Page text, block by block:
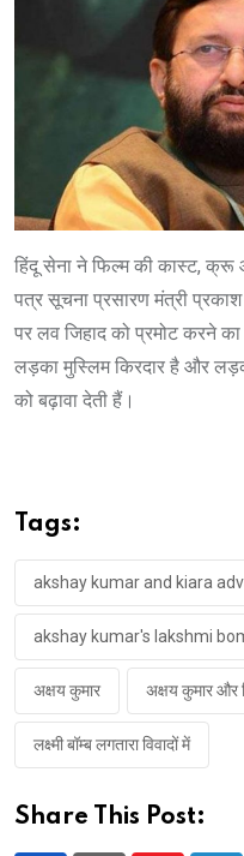
हिंदू सेना ने फिल्म की कास्ट,
पत्र सूचना प्रसारण मंत्री
पर लव जिहाद को प्रमोट करने
लड़का मुस्लिम किरदार है और
को बढ़ावा देती हैं।
Tags:
akshay kumar and kiara
akshay kumar's lakshmi
अक्षय कुमार अक्षय कुमार और
लक्ष्मी बॉम्ब लगतारा विवादों में
Share This Post: